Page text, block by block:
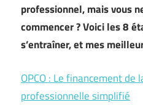
professionnel, mais vous
commencer ? Voici les 8
s’entraîner, et mes
OPCO : Le financement de
professionnelle simplifié